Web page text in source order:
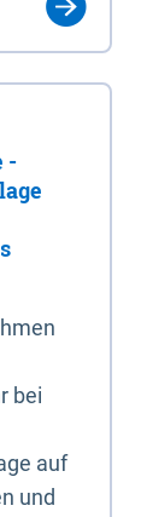
-
bei
auf
und